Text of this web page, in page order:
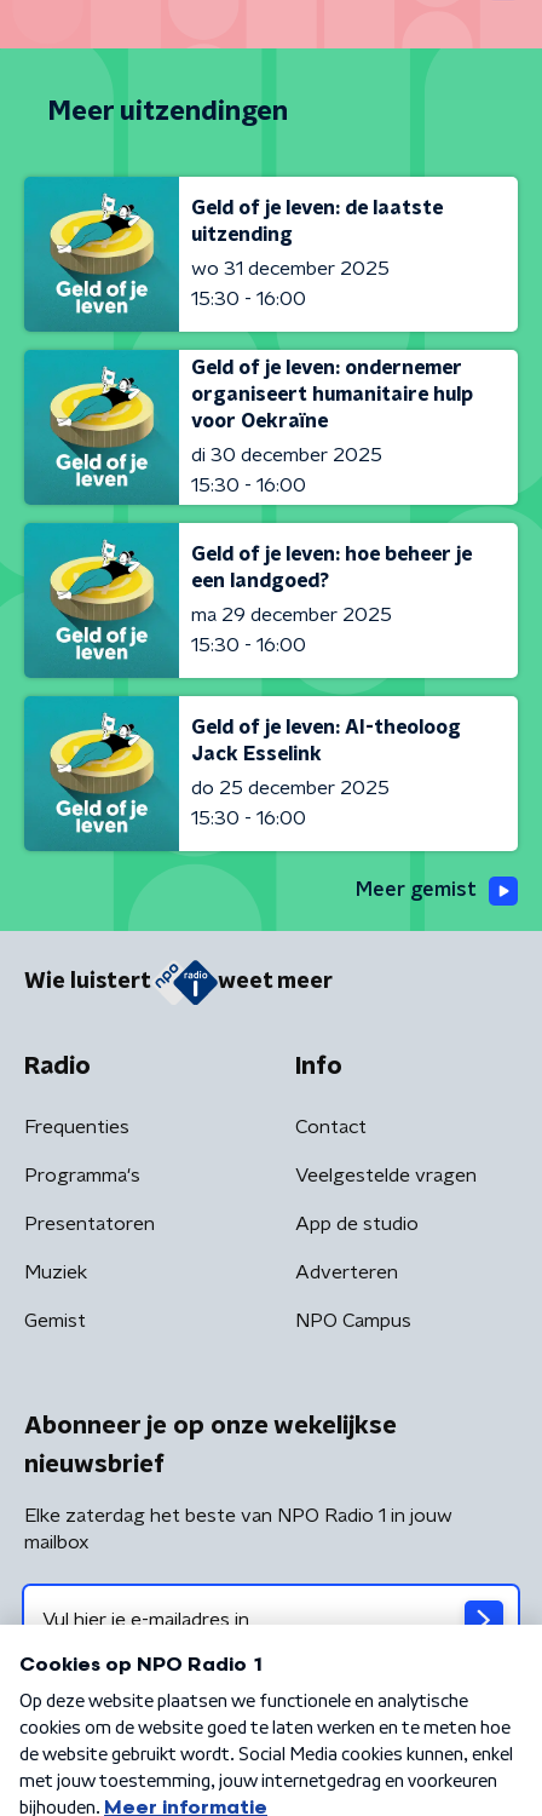
Meer uitzendingen
Geld of je leven: de laatste
uitzending
wo 31 december 2025
15:30 - 16:00
Geld of je leven: ondernemer
organiseert humanitaire hulp
voor Oekraïne
di 30 december 2025
15:30 - 16:00
Geld of je leven: hoe beheer je
een landgoed?
ma 29 december 2025
15:30 - 16:00
Geld of je leven: AI-theoloog
Jack Esselink
do 25 december 2025
15:30 - 16:00
Meer gemist
Wie luistert weet meer
Radio
Frequenties
Programma's
Presentatoren
Muziek
Gemist
Info
Contact
Veelgestelde vragen
App de studio
Adverteren
NPO Campus
Abonneer je op onze wekelijkse
nieuwsbrief
Elke zaterdag het beste van NPO Radio 1 in jouw
mailbox
Algemene voorwaarden